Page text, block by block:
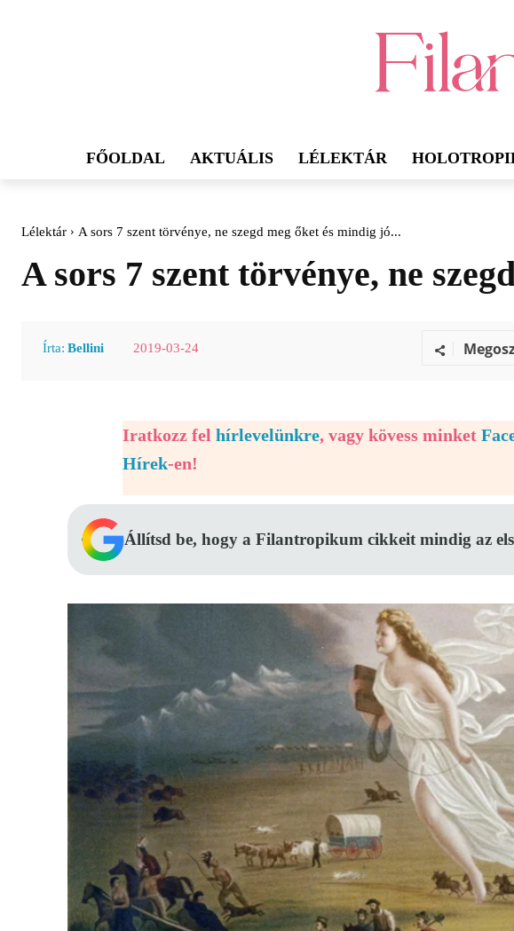
FŐOLDAL AKTUÁLIS LÉLEKTÁR
Lélektár A sors 7 szent törvénye, ne szegd meg őket és mindig jó...
A sors 7 szent törvénye, ne
Írta: Bellini 2019-03-24
Iratkozz fel hírlevelünkre, vagy kövess minket
Hírek-en!
Állítsd be, hogy a Filantropikum cikkeit mindig az